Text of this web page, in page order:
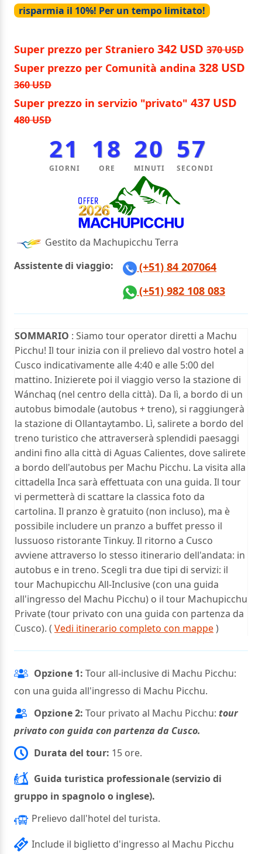
risparmia il 10%! Per un tempo limitato!
Super prezzo per Straniero 342 USD 370 USD
Super prezzo per Comunità andina 328 USD
360 USD
Super prezzo in servizio "privato" 437 USD
480 USD
21
GIORNI
18
ORE
20
MINUTI
56
SECONDI
Gestito da Machupicchu Terra
Assistente di viaggio:
(+51) 84 207064
(+51) 982 108 083
SOMMARIO : Siamo tour operator diretti a Machu
Picchu! Il tour inizia con il prelievo dal vostro hotel a
Cusco indicativamente alle 4:40 e alle 5:00 del
mattino. Inizierete poi il viaggio verso la stazione di
Wánchaq (nel centro della città). Da lì, a bordo di un
autobus bimodale (autobus + treno), si raggiungerà
la stazione di Ollantaytambo. Lì, salirete a bordo del
treno turistico che attraverserà splendidi paesaggi
andini fino alla città di Aguas Calientes, dove salirete
a bordo dell'autobus per Machu Picchu. La visita alla
cittadella Inca sarà effettuata con una guida. Il tour
vi permetterà di scattare la classica foto da
cartolina. Il pranzo è gratuito (non incluso), ma è
possibile includere un pranzo a buffet presso il
lussuoso ristorante Tinkuy. Il ritorno a Cusco
avviene attraverso lo stesso itinerario dell'andata: in
autobus e in treno. Scegli tra due tipi di servizi: il
tour Machupicchu All-Inclusive (con una guida
all'ingresso del Machu Picchu) o il tour Machupicchu
Private (tour privato con una guida con partenza da
Cusco). ( Vedi itinerario completo con mappe)
Opzione 1: Tour all-inclusive di Machu Picchu:
con una guida all'ingresso di Machu Picchu.
Opzione 2: Tour privato al Machu Picchu: tour
privato con guida con partenza da Cusco.
Durata del tour: 15 ore.
Guida turistica professionale (servizio di
gruppo in spagnolo o inglese).
Prelievo dall'hotel del turista.
Include il biglietto d'ingresso al Machu Picchu